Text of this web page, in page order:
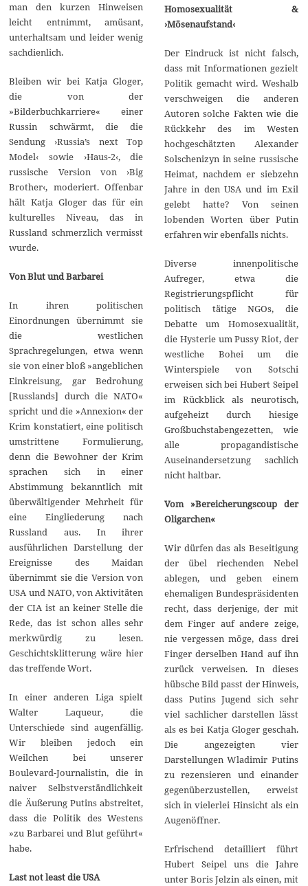
man den kurzen Hinweisen
leicht entnimmt, amüsant,
unterhaltsam und leider wenig
sachdienlich.
Bleiben wir bei Katja Gloger,
die von der
»Bilderbuchkarriere« einer
Russin schwärmt, die die
Sendung ›Russia’s next Top
Model‹ sowie ›Haus-2‹, die
russische Version von ›Big
Brother‹, moderiert. Offenbar
hält Katja Gloger das für ein
kulturelles Niveau, das in
Russland schmerzlich vermisst
wurde.
Von Blut und Barbarei
In ihren politischen
Einordnungen übernimmt sie
die westlichen
Sprachregelungen, etwa wenn
sie von einer bloß »angeblichen
Einkreisung, gar Bedrohung
[Russlands] durch die NATO«
spricht und die »Annexion« der
Krim konstatiert, eine politisch
umstrittene Formulierung,
denn die Bewohner der Krim
sprachen sich in einer
Abstimmung bekanntlich mit
überwältigender Mehrheit für
eine Eingliederung nach
Russland aus. In ihrer
ausführlichen Darstellung der
Ereignisse des Maidan
übernimmt sie die Version von
USA und NATO, von Aktivitäten
der CIA ist an keiner Stelle die
Rede, das ist schon alles sehr
merkwürdig zu lesen.
Geschichtsklitterung wäre hier
das treffende Wort.
In einer anderen Liga spielt
Walter Laqueur, die
Unterschiede sind augenfällig.
Wir bleiben jedoch ein
Weilchen bei unserer
Boulevard-Journalistin, die in
naiver Selbstverständlichkeit
die Äußerung Putins abstreitet,
dass die Politik des Westens
»zu Barbarei und Blut geführt«
habe.
Last not least die USA
Homosexualität &
›Mösenaufstand‹
Der Eindruck ist nicht falsch,
dass mit Informationen gezielt
Politik gemacht wird. Weshalb
verschweigen die anderen
Autoren solche Fakten wie die
Rückkehr des im Westen
hochgeschätzten Alexander
Solschenizyn in seine russische
Heimat, nachdem er siebzehn
Jahre in den USA und im Exil
gelebt hatte? Von seinen
lobenden Worten über Putin
erfahren wir ebenfalls nichts.
Diverse innenpolitische
Aufreger, etwa die
Registrierungspflicht für
politisch tätige NGOs, die
Debatte um Homosexualität,
die Hysterie um Pussy Riot, der
westliche Bohei um die
Winterspiele von Sotschi
erweisen sich bei Hubert Seipel
im Rückblick als neurotisch,
aufgeheizt durch hiesige
Großbuchstabengezetten, wie
alle propagandistische
Auseinandersetzung sachlich
nicht haltbar.
Vom »Bereicherungscoup der
Oligarchen«
Wir dürfen das als Beseitigung
der übel riechenden Nebel
ablegen, und geben einem
ehemaligen Bundespräsidenten
recht, dass derjenige, der mit
dem Finger auf andere zeige,
nie vergessen möge, dass drei
Finger derselben Hand auf ihn
zurück verweisen. In dieses
hübsche Bild passt der Hinweis,
dass Putins Jugend sich sehr
viel sachlicher darstellen lässt
als es bei Katja Gloger geschah.
Die angezeigten vier
Darstellungen Wladimir Putins
zu rezensieren und einander
gegenüberzustellen, erweist
sich in vielerlei Hinsicht als ein
Augenöffner.
Erfrischend detailliert führt
Hubert Seipel uns die Jahre
unter Boris Jelzin als einen, mit